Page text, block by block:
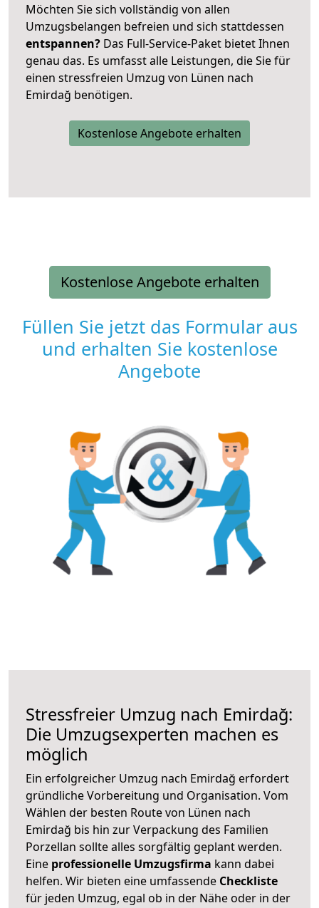
Möchten Sie sich vollständig von allen
Umzugsbelangen befreien und sich stattdessen
entspannen? Das Full-Service-Paket bietet Ihnen
genau das. Es umfasst alle Leistungen, die Sie für
einen stressfreien Umzug von Lünen nach
Emirdağ benötigen.
Kostenlose Angebote erhalten
Kostenlose Angebote erhalten
Füllen Sie jetzt das Formular aus
und erhalten Sie kostenlose
Angebote
Stressfreier Umzug nach Emirdağ:
Die Umzugsexperten machen es
möglich
Ein erfolgreicher Umzug nach Emirdağ erfordert
gründliche Vorbereitung und Organisation. Vom
Wählen der besten Route von Lünen nach
Emirdağ bis hin zur Verpackung des Familien
Porzellan sollte alles sorgfältig geplant werden.
Eine professionelle Umzugsfirma kann dabei
helfen. Wir bieten eine umfassende Checkliste
für jeden Umzug, egal ob in der Nähe oder in der